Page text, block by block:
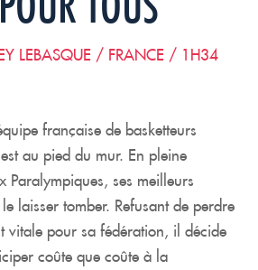
LEBASQUE / FRANCE / 1H34
française de basketteurs
au pied du mur. En pleine
Paralympiques, ses meilleurs
laisser tomber. Refusant de perdre
vitale pour sa fédération, il décide
coûte que coûte à la